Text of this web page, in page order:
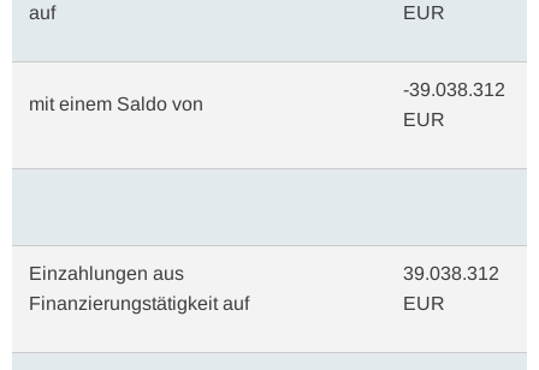
auf
EUR
mit einem Saldo von
-39.038.312
EUR
Einzahlungen aus
Finanzierungstätigkeit auf
39.038.312
EUR